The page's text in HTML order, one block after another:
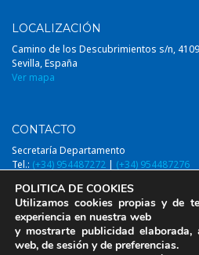
LOCALIZACIÓN
Camino de los Descubrimientos s/n,
Sevilla, España
Ver mapa
CONTACTO
Secretaría Departamento
Tel.: (+34) 954487272 | (+34) 954487276
POLITICA DE COOKIES
Utilizamos cookies propias y de
experiencia en nuestra web
y mostrarte publicidad
web, de sesión y de preferencias.